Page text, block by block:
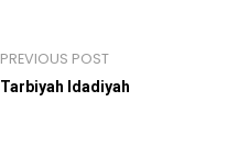
PREVIOUS POST
Tarbiyah Idadiyah